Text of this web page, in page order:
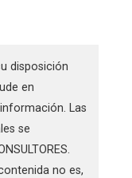
disposición
en
Las
se
no es,